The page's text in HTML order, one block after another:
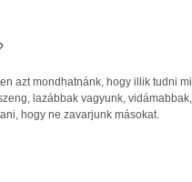
azt mondhatnánk, hogy illik tudni
lazábbak vagyunk,
hogy ne zavarjunk másokat.